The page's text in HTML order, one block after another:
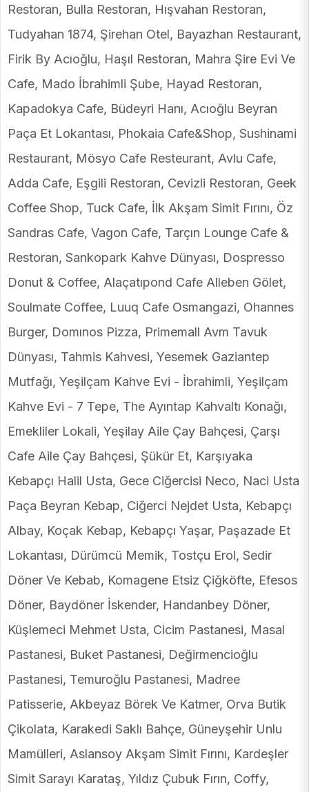
Restoran, Bulla Restoran, Hışvahan Restoran,
Tudyahan 1874, Şirehan Otel, Bayazhan Restaurant,
Firik By Acıoğlu, Haşıl Restoran, Mahra Şire Evi Ve
Cafe, Mado İbrahimli Şube, Hayad Restoran,
Kapadokya Cafe, Büdeyri Hanı, Acıoğlu Beyran
Paça Et Lokantası, Phokaia Cafe&Shop, Sushinami
Restaurant, Mösyo Cafe Resteurant, Avlu Cafe,
Adda Cafe, Eşgili Restoran, Cevizli Restoran, Geek
Coffee Shop, Tuck Cafe, İlk Akşam Simit Fırını, Öz
Sandras Cafe, Vagon Cafe, Tarçın Lounge Cafe &
Restoran, Sankopark Kahve Dünyası, Dospresso
Donut & Coffee, Alaçatıpond Cafe Alleben Gölet,
Soulmate Coffee, Luuq Cafe Osmangazi, Ohannes
Burger, Domınos Pizza, Primemall Avm Tavuk
Dünyası, Tahmis Kahvesi, Yesemek Gaziantep
Mutfağı, Yeşilçam Kahve Evi - İbrahimli, Yeşilçam
Kahve Evi - 7 Tepe, The Ayıntap Kahvaltı Konağı,
Emekliler Lokali, Yeşilay Aile Çay Bahçesi, Çarşı
Cafe Aile Çay Bahçesi, Şükür Et, Karşıyaka
Kebapçı Halil Usta, Gece Ciğercisi Neco, Naci Usta
Paça Beyran Kebap, Ciğerci Nejdet Usta, Kebapçı
Albay, Koçak Kebap, Kebapçı Yaşar, Paşazade Et
Lokantası, Dürümcü Memik, Tostçu Erol, Sedir
Döner Ve Kebab, Komagene Etsiz Çiğköfte, Efesos
Döner, Baydöner İskender, Handanbey Döner,
Küşlemeci Mehmet Usta, Cicim Pastanesi, Masal
Pastanesi, Buket Pastanesi, Değirmencioğlu
Pastanesi, Temuroğlu Pastanesi, Madree
Patisserie, Akbeyaz Börek Ve Katmer, Orva Butik
Çikolata, Karakedi Saklı Bahçe, Güneyşehir Unlu
Mamülleri, Aslansoy Akşam Simit Fırını, Kardeşler
Simit Sarayı Karataş, Yıldız Çubuk Fırın, Coffy,